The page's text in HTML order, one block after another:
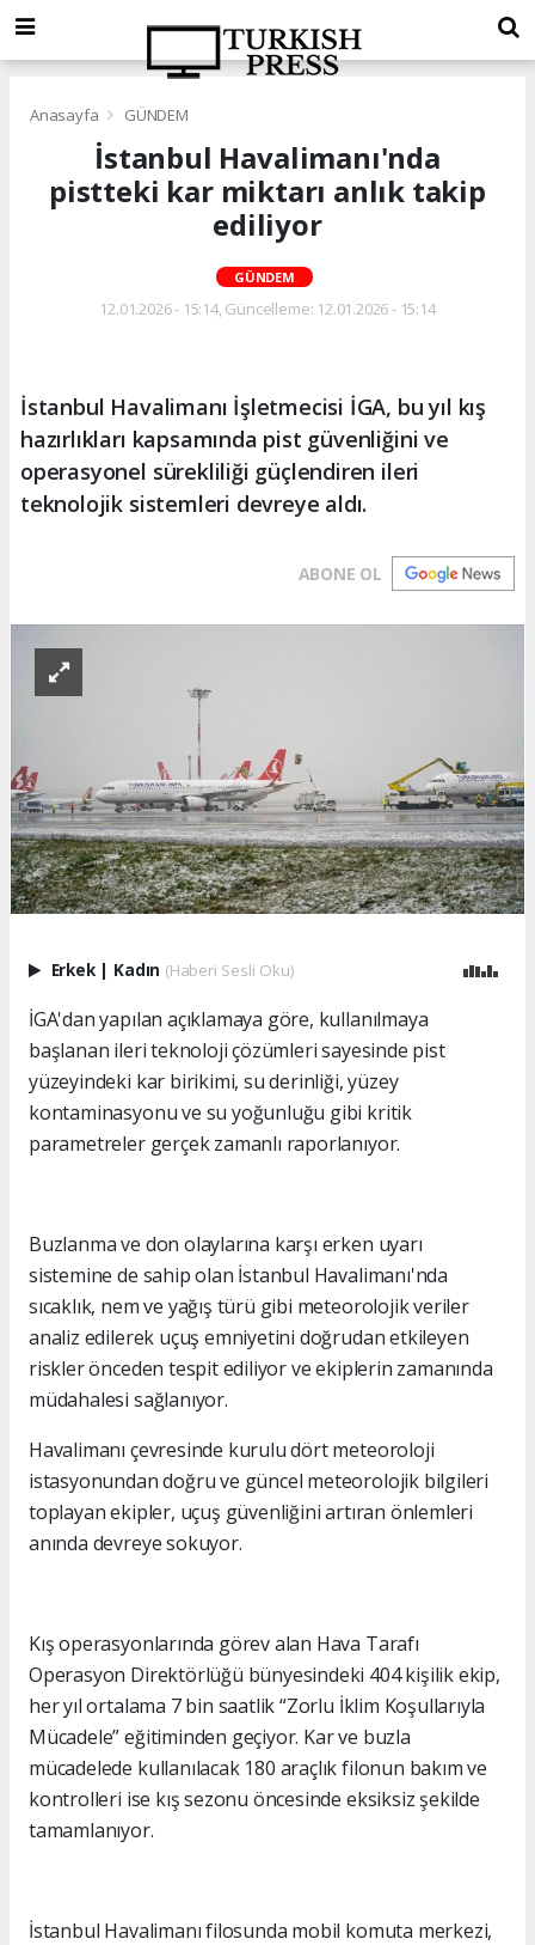
Anasayfa GÜNDEM
İstanbul Havalimanı'nda
pistteki kar miktarı anlık takip
ediliyor
GÜNDEM
12.01.2026 - 15:14, Güncelleme: 12.01.2026 - 15:14
İstanbul Havalimanı İşletmecisi İGA, bu yıl kış
hazırlıkları kapsamında pist güvenliğini ve
operasyonel sürekliliği güçlendiren ileri
teknolojik sistemleri devreye aldı.
ABONE OL
Erkek | Kadın (Haberi Sesli Oku)
İGA'dan yapılan açıklamaya göre, kullanılmaya
başlanan ileri teknoloji çözümleri sayesinde pist
yüzeyindeki kar birikimi, su derinliği, yüzey
kontaminasyonu ve su yoğunluğu gibi kritik
parametreler gerçek zamanlı raporlanıyor.
Buzlanma ve don olaylarına karşı erken uyarı
sistemine de sahip olan İstanbul Havalimanı'nda
sıcaklık, nem ve yağış türü gibi meteorolojik veriler
analiz edilerek uçuş emniyetini doğrudan etkileyen
riskler önceden tespit ediliyor ve ekiplerin zamanında
müdahalesi sağlanıyor.
Havalimanı çevresinde kurulu dört meteoroloji
istasyonundan doğru ve güncel meteorolojik bilgileri
toplayan ekipler, uçuş güvenliğini artıran önlemleri
anında devreye sokuyor.
Kış operasyonlarında görev alan Hava Tarafı
Operasyon Direktörlüğü bünyesindeki 404 kişilik ekip,
her yıl ortalama 7 bin saatlik “Zorlu İklim Koşullarıyla
Mücadele” eğitiminden geçiyor. Kar ve buzla
mücadelede kullanılacak 180 araçlık filonun bakım ve
kontrolleri ise kış sezonu öncesinde eksiksiz şekilde
tamamlanıyor.
İstanbul Havalimanı filosunda mobil komuta merkezi,